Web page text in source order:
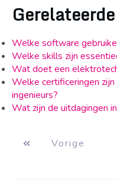
Welke software
Welke skills zijn
Wat doet een
Welke certificeringen
ingenieurs?
Wat zijn de uitdagingen
Vorige